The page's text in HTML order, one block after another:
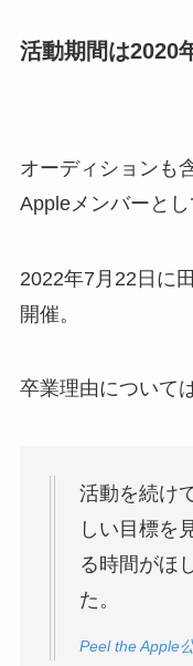
活動期間は2020
オーディションも
Appleメンバーとし
2022年7月22日に
開催。
卒業理由について
活動を続け
しい目標を
る時間がほ
た。
Peel the Apple